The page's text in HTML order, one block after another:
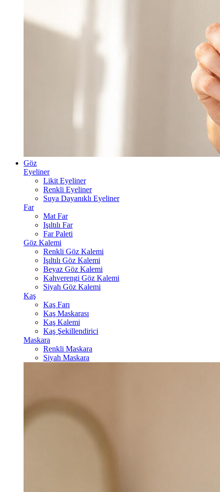
Göz
Eyeliner
Likit Eyeliner
Renkli Eyeliner
Suya Dayanıklı Eyeliner
Far
Mat Far
Işıltılı Far
Far Paleti
Göz Kalemi
Renkli Göz Kalemi
Işıltılı Göz Kalemi
Beyaz Göz Kalemi
Kahverengi Göz Kalemi
Siyah Göz Kalemi
Kaş
Kaş Farı
Kaş Maskarası
Kaş Kalemi
Kaş Şekillendirici
Maskara
Renkli Maskara
Siyah Maskara